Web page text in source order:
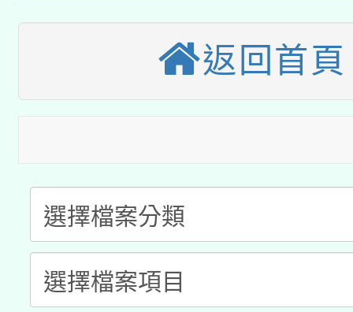
用水績優單位及節水達
桃園市孔廟祈福系列
開 智慧啟航」
2026年桃園地景藝術
本校115學年度第2次
招甄選結果公告(無人
適應運動共學行動站研
科技賦能─人工智慧
礎課程
A3數位素養講師名單
「數位內容與教學軟體
pilot」
有關大陸委員會函釋公
返回首頁